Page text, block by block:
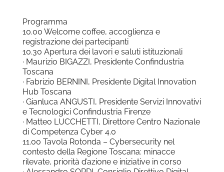
Programma
10.00 Welcome coffee, accoglienza e
registrazione dei partecipanti
10.30 Apertura dei lavori e saluti istituzionali
· Maurizio BIGAZZI, Presidente Confindustria
Toscana
· Fabrizio BERNINI, Presidente Digital Innovation
Hub Toscana
· Gianluca ANGUSTI, Presidente Servizi Innovativi
e Tecnologici Confindustria Firenze
· Matteo LUCCHETTI, Direttore Centro Nazionale
di Competenza Cyber 4.0
11.00 Tavola Rotonda – Cybersecurity nel
contesto della Regione Toscana: minacce
rilevate, priorità d’azione e iniziative in corso